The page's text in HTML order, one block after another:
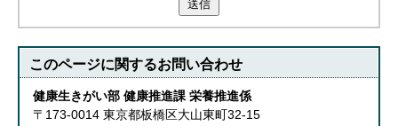
送信
このページに関するお問い合わせ
健康生きがい部 健康推進課 栄養推進係
〒173-0014 東京都板橋区大山東町32-15